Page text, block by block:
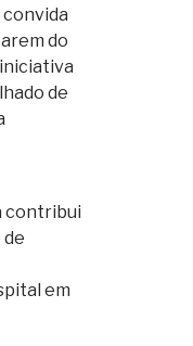
convida
do
de
contribui
em